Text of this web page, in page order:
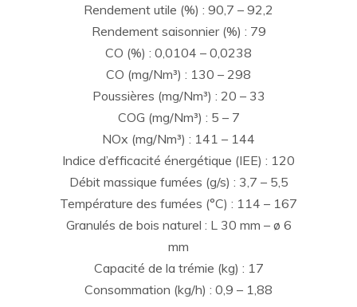
Rendement utile (%) : 90,7 – 92,2
Rendement saisonnier (%) : 79
CO (%) : 0,0104 – 0,0238
CO (mg/Nm³) : 130 – 298
Poussières (mg/Nm³) : 20 – 33
COG (mg/Nm³) : 5 – 7
NOx (mg/Nm³) : 141 – 144
Indice d’efficacité énergétique (IEE) : 120
Débit massique fumées (g/s) : 3,7 – 5,5
Température des fumées (°C) : 114 – 167
Granulés de bois naturel : L 30 mm – ø 6
mm
Capacité de la trémie (kg) : 17
Consommation (kg/h) : 0,9 – 1,88